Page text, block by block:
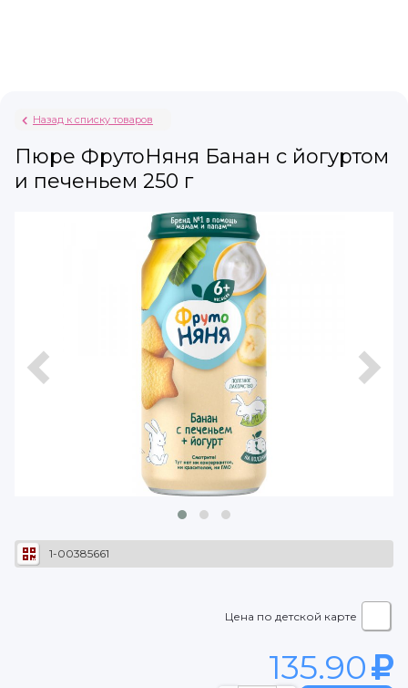
Назад к списку товаров
Пюре ФрутоНяня Банан с йогуртом
и печеньем 250 г
1-00385661
Цена по детской карте
135.90